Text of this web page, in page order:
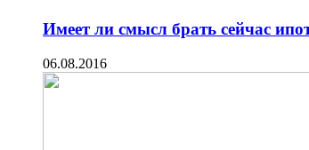
Имеет ли смысл брать сейчас
06.08.2016